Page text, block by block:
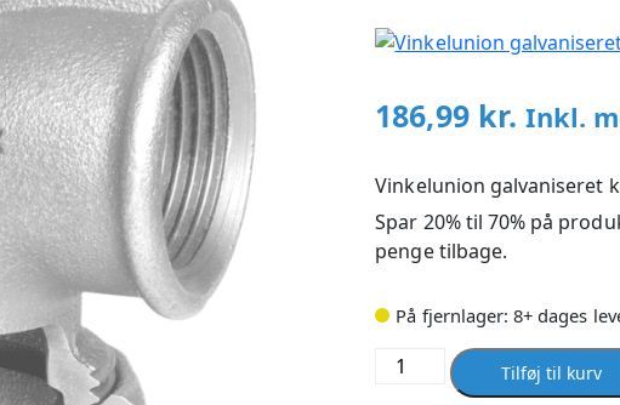
186,99 kr. Inkl.
Vinkelunion galvaniseret
Spar 20% til 70% på
penge tilbage.
På fjernlager: 8+ dages
Vinkelunion
galvaniseret
Tilføj til kurv